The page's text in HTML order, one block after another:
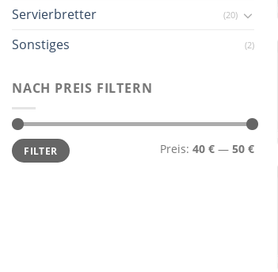
Servierbretter (20)
Sonstiges (2)
NACH PREIS FILTERN
Min.
Preis
Max.
PreisFILTER Preis: 40 € — 50 €